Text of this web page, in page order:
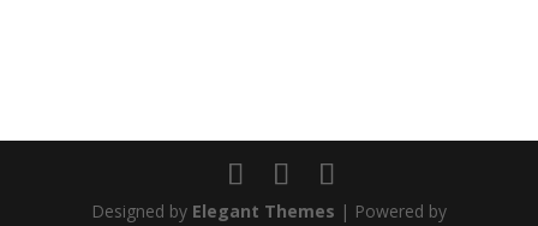
Designed by Elegant Themes | Powered by